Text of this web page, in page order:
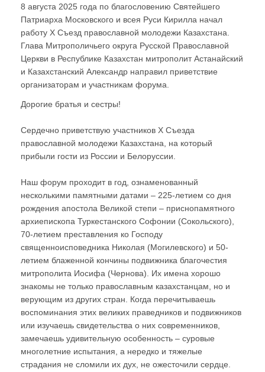
8 августа 2025 года по благословению Святейшего
Патриарха Московского и всея Руси Кирилла начал
работу Х Съезд православной молодежи Казахстана.
Глава Митрополичьего округа Русской Православной
Церкви в Республике Казахстан митрополит Астанайский
и Казахстанский Александр направил приветствие
организаторам и участникам форума.
Дорогие братья и сестры!
Сердечно приветствую участников Х Съезда
православной молодежи Казахстана, на который
прибыли гости из России и Белоруссии.
Наш форум проходит в год, ознаменованный
несколькими памятными датами – 225-летием со дня
рождения апостола Великой степи – приснопамятного
архиепископа Туркестанского Софонии (Сокольского),
70-летием преставления ко Господу
священноисповедника Николая (Могилевского) и 50-
летием блаженной кончины подвижника благочестия
митрополита Иосифа (Чернова). Их имена хорошо
знакомы не только православным казахстанцам, но и
верующим из других стран. Когда перечитываешь
воспоминания этих великих праведников и подвижников
или изучаешь свидетельства о них современников,
замечаешь удивительную особенность – суровые
многолетние испытания, а нередко и тяжелые
страдания не сломили их дух, не ожесточили сердце.